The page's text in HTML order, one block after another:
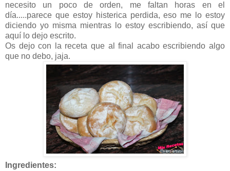
necesito un poco de orden, me faltan horas en el
día.....parece que estoy histerica perdida, eso me lo estoy
diciendo yo misma mientras lo estoy escribiendo, así que
aquí lo dejo escrito.
Os dejo con la receta que al final acabo escribiendo algo
que no debo, jaja.
Ingredientes: